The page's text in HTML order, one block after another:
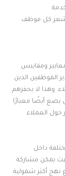
يشعر كل موظف
ومقاييس
الموظفين الذين
وهذا لا يحفزهم
يضع أيضًا معيارًا
حول العملاء
داخل
يمكن مشاركة
نهج أكثر شمولية